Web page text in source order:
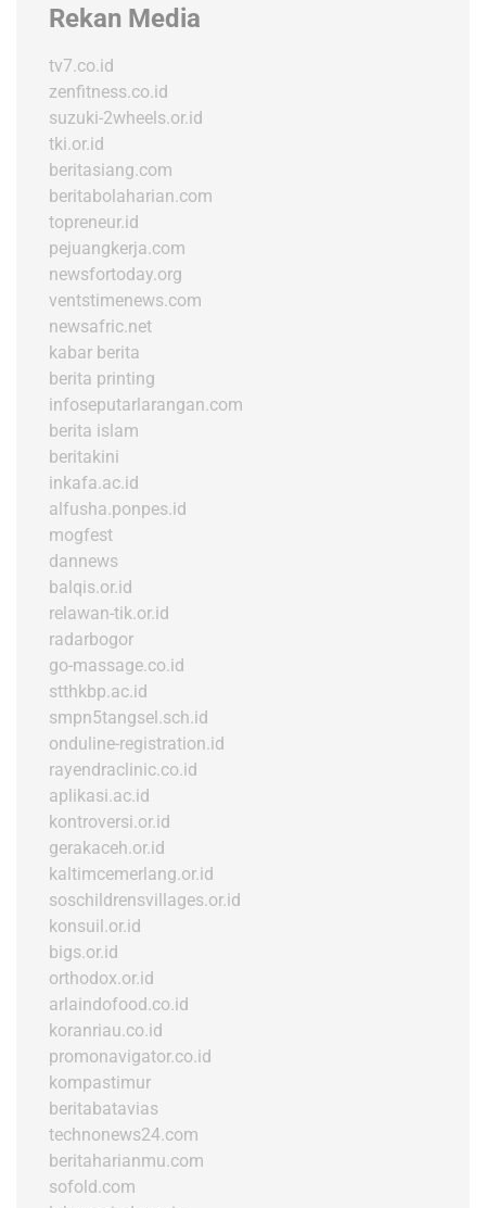
Rekan Media
tv7.co.id
zenfitness.co.id
suzuki-2wheels.or.id
tki.or.id
beritasiang.com
beritabolaharian.com
topreneur.id
pejuangkerja.com
newsfortoday.org
ventstimenews.com
newsafric.net
kabar berita
berita printing
infoseputarlarangan.com
berita islam
beritakini
inkafa.ac.id
alfusha.ponpes.id
mogfest
dannews
balqis.or.id
relawan-tik.or.id
radarbogor
go-massage.co.id
stthkbp.ac.id
smpn5tangsel.sch.id
onduline-registration.id
rayendraclinic.co.id
aplikasi.ac.id
kontroversi.or.id
gerakaceh.or.id
kaltimcemerlang.or.id
soschildrensvillages.or.id
konsuil.or.id
bigs.or.id
orthodox.or.id
arlaindofood.co.id
koranriau.co.id
promonavigator.co.id
kompastimur
beritabatavias
technonews24.com
beritaharianmu.com
sofold.com